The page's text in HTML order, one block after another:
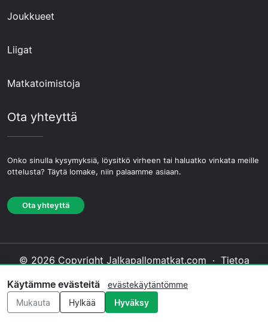
Joukkueet
Liigat
Matkatoimistoja
Ota yhteyttä
Onko sinulla kysymyksiä, löysitkö virheen tai haluatko vinkata meille
ottelusta? Täytä lomake, niin palaamme asiaan.
Ota yhteyttä
© 2026 Copyright Jalkapallomatkat.com · Tietoa
Evästekäytäntö·Toimituksellinen käytäntö
Käytämme evästeitä
evästekäytäntömme
Mukauta
Hylkää Hyväksy